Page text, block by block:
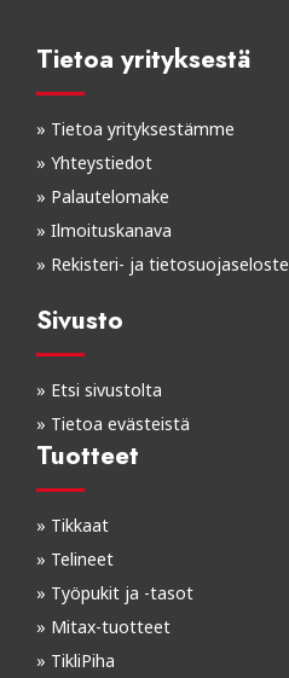
Tietoa yrityksestä
» Tietoa yrityksestämme
» Yhteystiedot
» Palautelomake
» Ilmoituskanava
» Rekisteri- ja tietosuojaseloste
Sivusto
» Etsi sivustolta
» Tietoa evästeistä
Tuotteet
» Tikkaat
» Telineet
» Työpukit ja -tasot
» Mitax-tuotteet
» TikliPiha